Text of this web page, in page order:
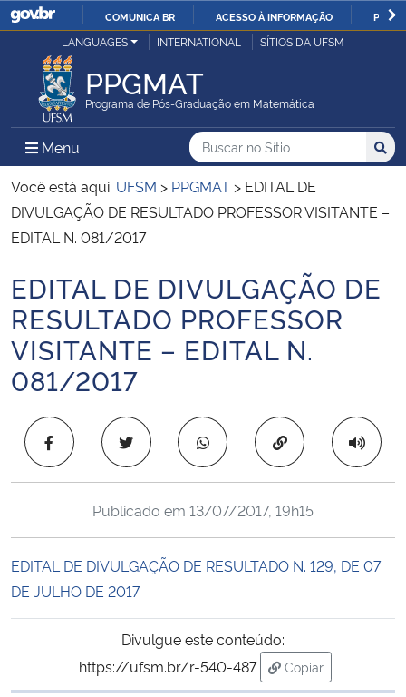
IR
COMUNICA BR ACESSO À INFORMAÇÃO
Ministério da Justiça e Segurança Pública
Ministério da Defesa
Ministério das Relações Exteriores
Ministério da Economia
Ministério da Infraestrutura
Ministério da Agricultura, Pecuária e Abastecimento
Ministério da Educação
Ministério da Cidadania
Ministério da Saúde
Ministério de Minas e Energia
Ministério da Ciência, Tecnologia, Inovações e Comunicações
Ministério do Turismo
LANGUAGES INTERNATIONAL SÍTIOS DA UFSM
PPGMAT
Programa de Pós-Graduação em Matemática
Menu Menu Principal do Sítio
Busca
Buscar no no Sítio
Busca:
Você está aqui: UFSM > PPGMAT > EDITAL DE
DIVULGAÇÃO DE RESULTADO PROFESSOR VISITANTE –
EDITAL N. 081/2017
Início do conteúdo
EDITAL DE DIVULGAÇÃO DE
RESULTADO PROFESSOR
VISITANTE – EDITAL N.
081/2017
Copiar para área
Publicado em 13/07/2017, 19h15
EDITAL DE DIVULGAÇÃO DE RESULTADO N. 129, DE 07
DE JULHO DE 2017.
Divulgue este conteúdo:
https://ufsm.br/r-540-487
Copiar
para área de